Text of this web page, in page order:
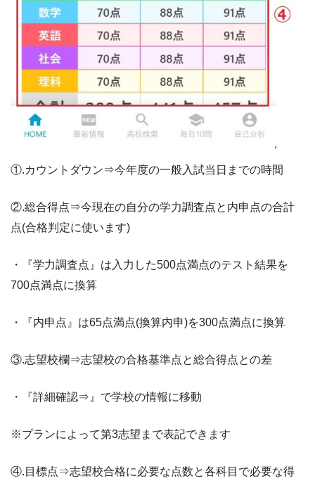
①.カウントダウン⇒今年度の一般入試当日までの時間
②.総合得点⇒今現在の自分の学力調査点と内申点の合計
点(合格判定に使います)
・『学力調査点』は入力した500点満点のテスト結果を
700点満点に換算
・『内申点』は65点満点(換算内申)を300点満点に換算
③.志望校欄⇒志望校の合格基準点と総合得点との差
・『詳細確認⇒』で学校の情報に移動
※プランによって第3志望まで表記できます
④.目標点⇒志望校合格に必要な点数と各科目で必要な得